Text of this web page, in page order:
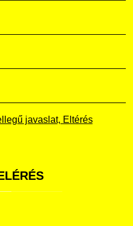
javaslat, Eltérés